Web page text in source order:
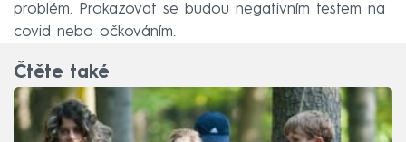
problém. Prokazovat se budou negativním testem na
covid nebo očkováním.
Čtěte také